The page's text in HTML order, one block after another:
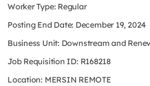
Worker Type: Regular
Posting End Date: December 19, 2024
Business Unit: Downstream and
Job Requisition ID: R168218
Location: MERSIN REMOTE